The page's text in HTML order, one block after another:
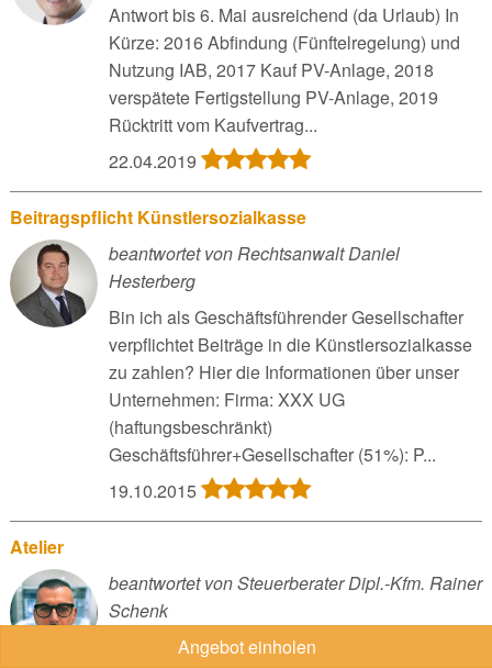
Angebot einholen
Antwort bis 6. Mai ausreichend (da Urlaub) In
Kürze: 2016 Abfindung (Fünftelregelung) und
Nutzung IAB, 2017 Kauf PV-Anlage, 2018
verspätete Fertigstellung PV-Anlage, 2019
Rücktritt vom Kaufvertrag...
22.04.2019
Beitragspflicht Künstlersozialkasse
beantwortet von Rechtsanwalt Daniel
Hesterberg
Bin ich als Geschäftsführender Gesellschafter
verpflichtet Beiträge in die Künstlersozialkasse
zu zahlen? Hier die Informationen über unser
Unternehmen: Firma: XXX UG
(haftungsbeschränkt)
Geschäftsführer+Gesellschafter (51%): P...
19.10.2015
Atelier
beantwortet von Steuerberater Dipl.-Kfm. Rainer
Schenk
Ist eine Eigentumswohnung, die nur als Atelier